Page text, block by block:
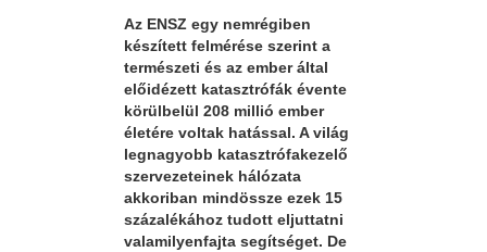
Az ENSZ egy nemrégiben
készített felmérése szerint a
természeti és az ember által
előidézett katasztrófák évente
körülbelül 208 millió ember
életére voltak hatással. A világ
legnagyobb katasztrófakezelő
szervezeteinek hálózata
akkoriban mindössze ezek 15
százalékához tudott eljuttatni
valamilyenfajta segítséget. De